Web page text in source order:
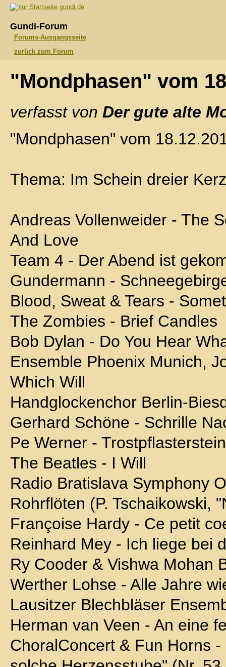
gundi.de
Gundi-Forum
Forums-Ausgangsseite
zurück zum Forum
"Mondphasen" vom
verfasst von Der gute alte
"Mondphasen" vom
Thema: Im Schein dreier
Andreas Vollenweider - The
And Love
Team 4 - Der Abend ist
Gundermann -
Blood, Sweat & Tears -
The Zombies - Brief Candles
Bob Dylan - Do You Hear
Ensemble Phoenix Munich,
Which Will
Handglockenchor Berlin-
Gerhard Schöne - Schrille
Pe Werner -
The Beatles - I Will
Radio Bratislava Symphony
Rohrflöten (P. Tschaikowski,
Françoise Hardy - Ce petit
Reinhard Mey - Ich liege bei
Ry Cooder & Vishwa Mohan
Werther Lohse - Alle Jahre
Lausitzer Blechbläser
Herman van Veen - An eine
ChoralConcert & Fun Horns